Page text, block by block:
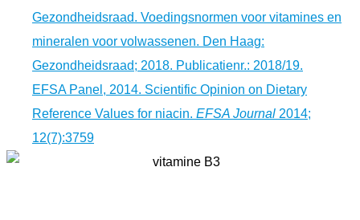
Gezondheidsraad. Voedingsnormen voor vitamines en
mineralen voor volwassenen. Den Haag:
Gezondheidsraad; 2018. Publicatienr.: 2018/19.
EFSA Panel, 2014. Scientific Opinion on Dietary
Reference Values for niacin. EFSA Journal 2014;
12(7):3759